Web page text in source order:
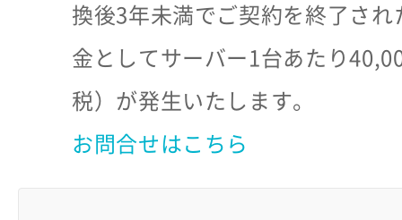
換後3年未満でご契約を終了され
金としてサーバー1台あたり
税）が発生いたします。
お問合せはこちら